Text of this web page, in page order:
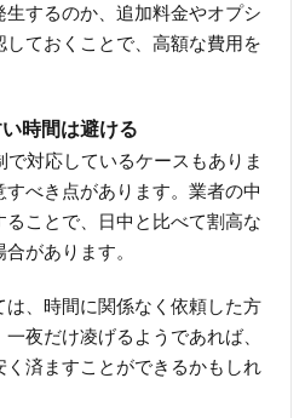
生するのか、追加料金やオプシ
しておくことで、高額な費用を
時間は避ける
対応しているケースもありま
べき点があります。業者の中
ことで、日中と比べて割高な
があります。
、時間に関係なく依頼した方
夜だけ凌げるようであれば、
済ますことができるかもしれ